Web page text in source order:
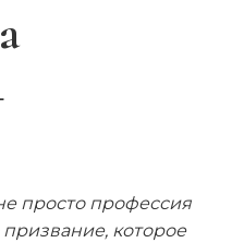
просто профессия
которое